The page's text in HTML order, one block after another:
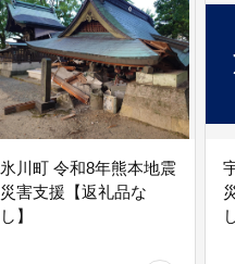
氷川町 令和8年熊本地震
災害支援【返礼品な
し】